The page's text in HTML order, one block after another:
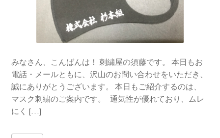
みなさん、こんばんは！ 刺繍屋の須藤です。 本日もお
電話・メールともに、沢山のお問い合わせをいただき、
誠にありがとうございます。 本日もご紹介するのは、
マスク刺繍のご案内です。 通気性が優れており、ムレ
にく […]